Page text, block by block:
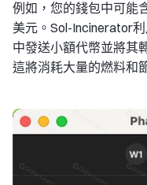
例如，您的錢包中可能
美元。Sol-Incinerator
中發送小額代幣並將其
這將消耗大量的燃料和